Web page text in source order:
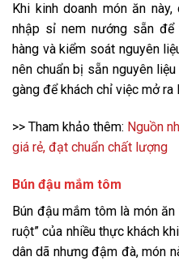
Khi kinh doanh món ăn
nhập sỉ nem nướng sẵn để
hàng và kiểm soát nguyên
nên chuẩn bị sẵn nguyên
gàng để khách chỉ việc mở
>> Tham khảo thêm: Nguồn
giá rẻ, đạt chuẩn chất lượng
Bún đậu mắm tôm
Bún đậu mắm tôm là món
ruột” của nhiều thực khách
dân dã nhưng đậm đà, món